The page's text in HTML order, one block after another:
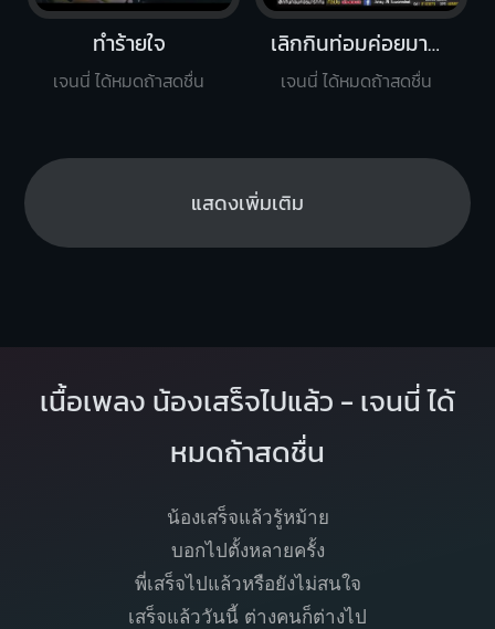
เลิกกินท่อมค่อยมารักกัน
เจนนี่ ได้หมดถ้าสดชื่น
ทำร้ายใจ
เจนนี่ ได้หมดถ้าสดชื่น
แสดงเพิ่มเติม
เนื้อเพลง น้องเสร็จไปแล้ว - เจนนี่ ได้
หมดถ้าสดชื่น
น้องเสร็จแล้วรู้หม้าย
บอกไปตั้งหลายครั้ง
พี่เสร็จไปแล้วหรือยังไม่สนใจ
เสร็จแล้ววันนี้ ต่างคนก็ต่างไป